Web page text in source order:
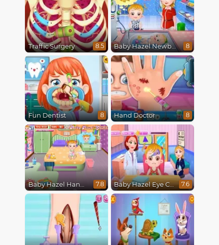
Traffic Surgery 8.5 Baby Hazel Newborn Vaccination 8
Fun Dentist 8 Hand Doctor 8
Baby Hazel Hand Fracture 7.8 Baby Hazel Eye Care 7.6